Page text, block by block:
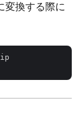
変換する際に